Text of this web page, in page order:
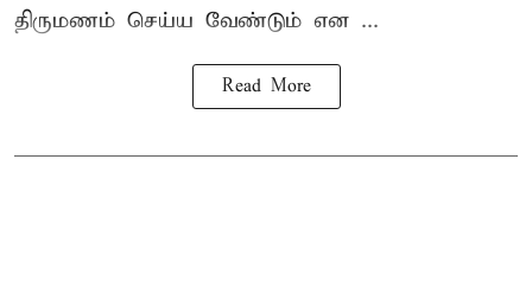
திருமணம் செய்ய வேண்டும் என ...
Read More